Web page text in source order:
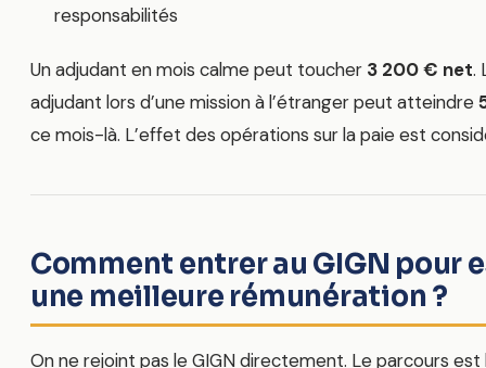
responsabilités
Un adjudant en mois calme peut toucher 3 200 € net.
adjudant lors d’une mission à l’étranger peut atteindre
ce mois-là. L’effet des opérations sur la paie est
Comment entrer au GIGN pour
une meilleure rémunération ?
On ne rejoint pas le GIGN directement. Le parcours